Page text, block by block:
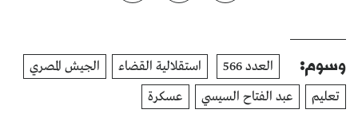
وسوم: العدد 566 استقلالية القضاء
الجيش المصري
تعليم
عبد الفتاح السيسي عسكرة